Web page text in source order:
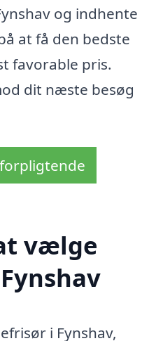
og indhente
at få den bedste
favorable pris.
dit næste besøg
vælge
i Fynshav,